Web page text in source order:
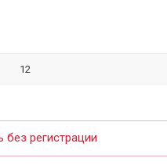
без регистрации